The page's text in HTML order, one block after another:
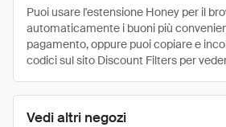
Vedi altri negozi
Puoi usare l'estensione Honey per il
automaticamente i buoni più
pagamento, oppure puoi copiare e
codici sul sito Discount Filters per